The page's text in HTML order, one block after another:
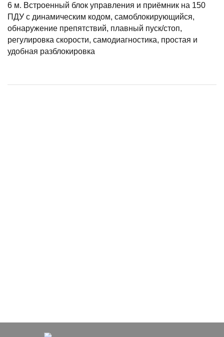
6 м. Встроенный блок управления и приёмник на 150
ПДУ с динамическим кодом, самоблокирующийся,
обнаружение препятствий, плавный пуск/стоп,
регулировка скорости, самодиагностика, простая и
удобная разблокировка